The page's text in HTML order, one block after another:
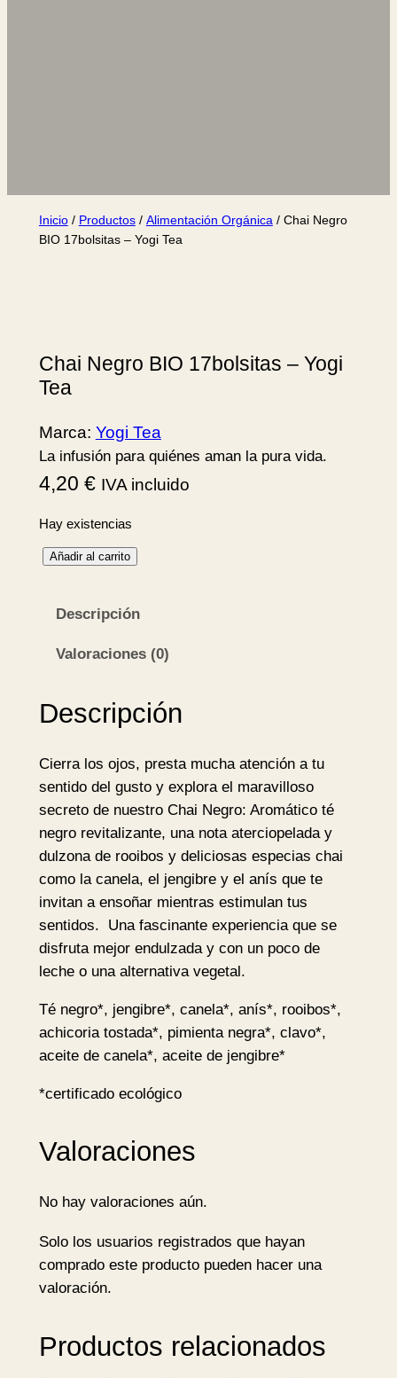
Inicio/ Productos/ Alimentación Orgánica / Chai Negro
BIO 17bolsitas – Yogi Tea
Chai Negro BIO 17bolsitas – Yogi
Tea
Marca: Yogi Tea
La infusión para quiénes aman la pura vida.
4,20 € IVA incluido
Hay existencias
r
B
I
O
1
7
b
o
l
s
i
a
s
–
Y
e
c
a
n
i
Añadir al carrito
Descripción
Valoraciones (0)
Descripción
Cierra los ojos, presta mucha atención a tu
sentido del gusto y explora el maravilloso
secreto de nuestro Chai Negro: Aromático té
negro revitalizante, una nota aterciopelada y
dulzona de rooibos y deliciosas especias chai
como la canela, el jengibre y el anís que te
invitan a ensoñar mientras estimulan tus
sentidos. Una fascinante experiencia que se
disfruta mejor endulzada y con un poco de
leche o una alternativa vegetal.
Té negro*, jengibre*, canela*, anís*, rooibos*,
achicoria tostada*, pimienta negra*, clavo*,
aceite de canela*, aceite de jengibre*
*certificado ecológico
Valoraciones
No hay valoraciones aún.
Solo los usuarios registrados que hayan
comprado este producto pueden hacer una
valoración.
Productos relacionados